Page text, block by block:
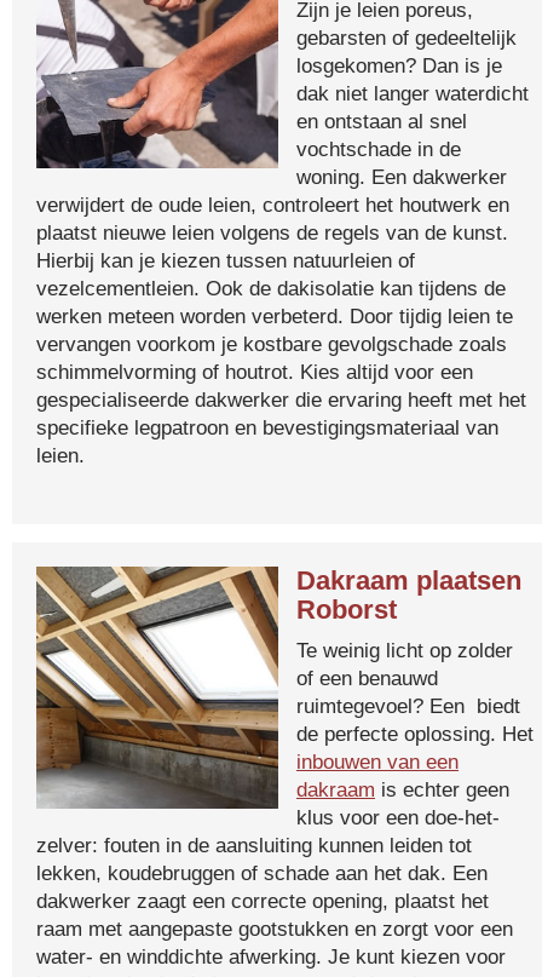
Zijn je leien poreus,
gebarsten of gedeeltelijk
losgekomen? Dan is je
dak niet langer waterdicht
en ontstaan al snel
vochtschade in de
woning. Een dakwerker
verwijdert de oude leien, controleert het houtwerk en
plaatst nieuwe leien volgens de regels van de kunst.
Hierbij kan je kiezen tussen natuurleien of
vezelcementleien. Ook de dakisolatie kan tijdens de
werken meteen worden verbeterd. Door tijdig leien te
vervangen voorkom je kostbare gevolgschade zoals
schimmelvorming of houtrot. Kies altijd voor een
gespecialiseerde dakwerker die ervaring heeft met het
specifieke legpatroon en bevestigingsmateriaal van
leien.
Dakraam plaatsen
Roborst
Te weinig licht op zolder
of een benauwd
ruimtegevoel? Een biedt
de perfecte oplossing. Het
inbouwen van een
dakraam is echter geen
klus voor een doe-het-
zelver: fouten in de aansluiting kunnen leiden tot
lekken, koudebruggen of schade aan het dak. Een
dakwerker zaagt een correcte opening, plaatst het
raam met aangepaste gootstukken en zorgt voor een
water- en winddichte afwerking. Je kunt kiezen voor